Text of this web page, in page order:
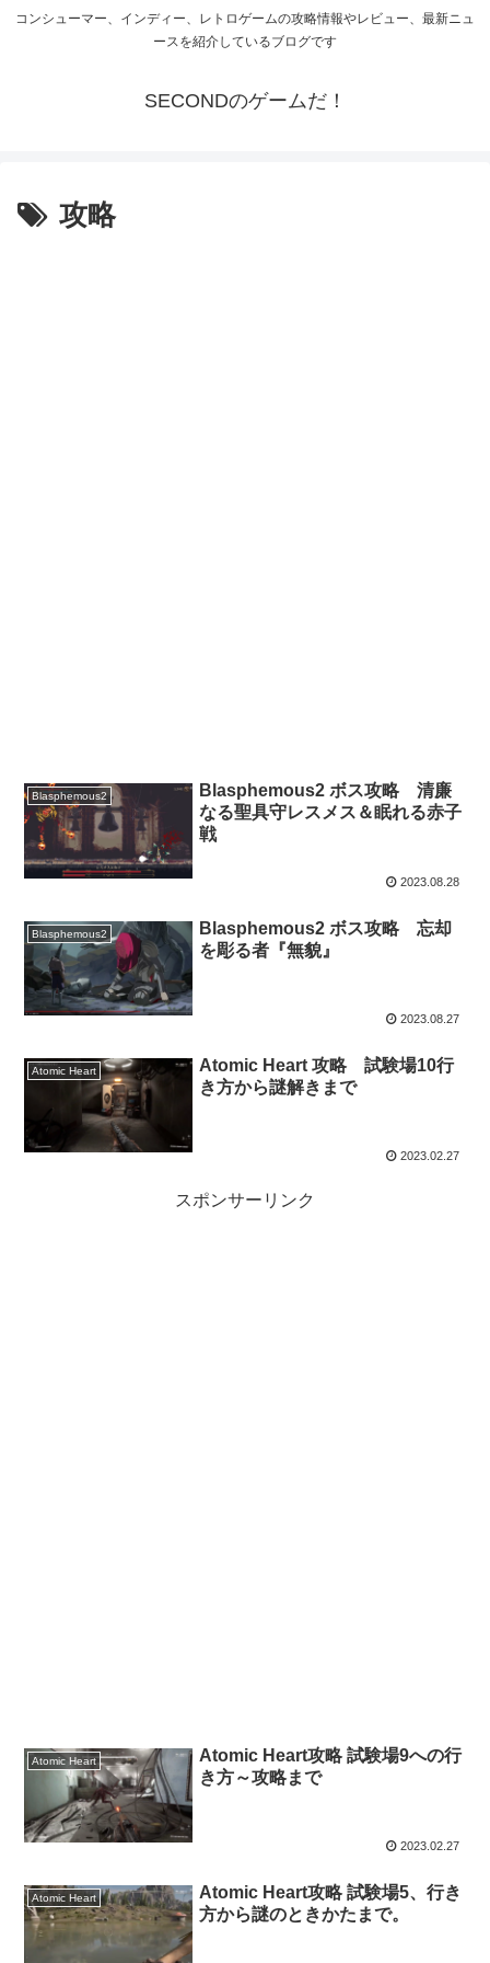
コンシューマー、インディー、レトロゲームの攻略情報やレビュー、最新ニュ
ースを紹介しているブログです
SECONDのゲームだ！
攻略
Blasphemous2
Blasphemous2 ボス攻略 清廉
なる聖具守レスメス＆眠れる赤子
戦
2023.08.28
Blasphemous2
Blasphemous2 ボス攻略 忘却
を彫る者『無貌』
2023.08.27
Atomic Heart
Atomic Heart 攻略 試験場10行
き方から謎解きまで
2023.02.27
スポンサーリンク
Atomic Heart
Atomic Heart攻略 試験場9への行
き方～攻略まで
2023.02.27
Atomic Heart
Atomic Heart攻略 試験場5、行き
方から謎のときかたまで。